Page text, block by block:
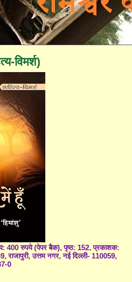
विमर्श)
400 रुपये (पेपर बैक), पृष्ठ: 152, प्रकाशक:
उत्तम नगर, नई दिल्ली- 110059,
0